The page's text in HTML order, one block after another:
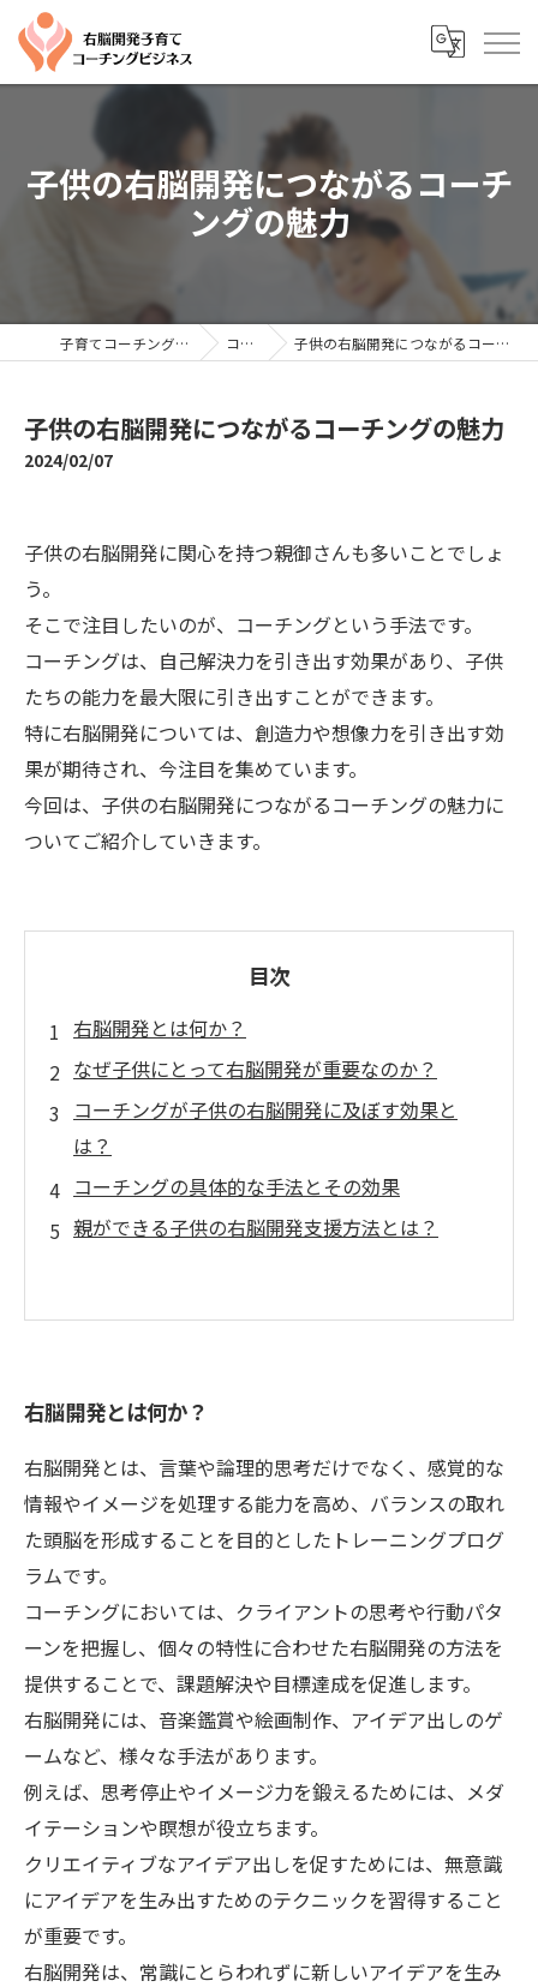
子供の右脳開発につながるコーチ
ングの魅力
子育てコーチングならYTC コラム 子供の右脳開発につながるコーチングの魅力
子供の右脳開発につながるコーチングの魅力
2024/02/07
子供の右脳開発に関心を持つ親御さんも多いことでしょ
う。
そこで注目したいのが、コーチングという手法です。
コーチングは、自己解決力を引き出す効果があり、子供
たちの能力を最大限に引き出すことができます。
特に右脳開発については、創造力や想像力を引き出す効
果が期待され、今注目を集めています。
今回は、子供の右脳開発につながるコーチングの魅力に
ついてご紹介していきます。
目次
右脳開発とは何か？
なぜ子供にとって右脳開発が重要なのか？
コーチングが子供の右脳開発に及ぼす効果と
は？
コーチングの具体的な手法とその効果
親ができる子供の右脳開発支援方法とは？
右脳開発とは何か？
右脳開発とは、言葉や論理的思考だけでなく、感覚的な
情報やイメージを処理する能力を高め、バランスの取れ
た頭脳を形成することを目的としたトレーニングプログ
ラムです。
コーチングにおいては、クライアントの思考や行動パタ
ーンを把握し、個々の特性に合わせた右脳開発の方法を
提供することで、課題解決や目標達成を促進します。
右脳開発には、音楽鑑賞や絵画制作、アイデア出しのゲ
ームなど、様々な手法があります。
例えば、思考停止やイメージ力を鍛えるためには、メダ
イテーションや瞑想が役立ちます。
クリエイティブなアイデア出しを促すためには、無意識
にアイデアを生み出すためのテクニックを習得すること
が重要です。
右脳開発は、常識にとらわれずに新しいアイデアを生み